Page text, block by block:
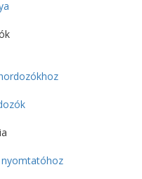
nyomtatóhoz